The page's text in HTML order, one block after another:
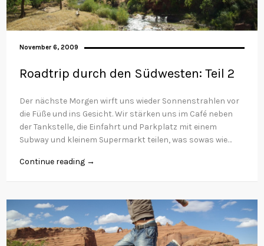
November 6, 2009
Roadtrip durch den Südwesten: Teil 2
Der nächste Morgen wirft uns wieder Sonnenstrahlen vor
die Füße und ins Gesicht. Wir stärken uns im Café neben
der Tankstelle, die Einfahrt und Parkplatz mit einem
Subway und kleinem Supermarkt teilen, was sowas wie…
Continue reading →